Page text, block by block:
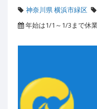
神奈川県 横浜市緑区
年始は1/1～1/3まで休業